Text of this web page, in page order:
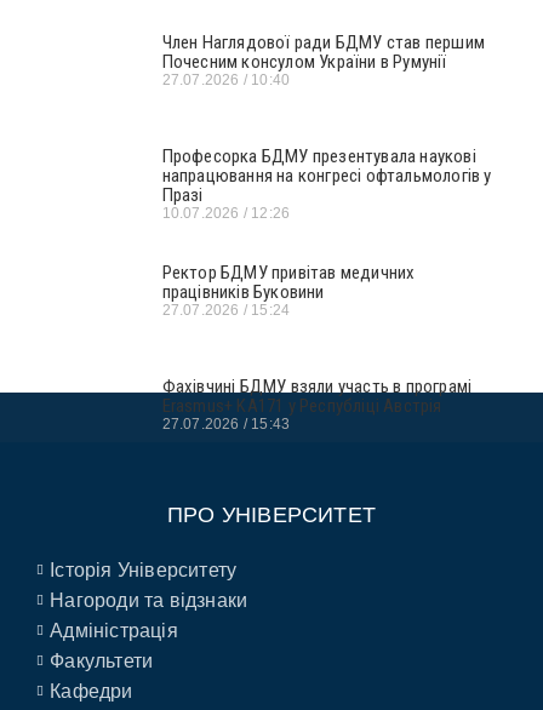
Член Наглядової ради БДМУ став першим
Почесним консулом України в Румунії
27.07.2026 10:40
Професорка БДМУ презентувала наукові
напрацювання на конгресі офтальмологів у
Празі
10.07.2026 12:26
Ректор БДМУ привітав медичних
працівників Буковини
27.07.2026 15:24
Фахівчині БДМУ взяли участь в програмі
Erasmus+ KA171 у Республіці Австрія
27.07.2026 15:43
ПРО УНІВЕРСИТЕТ
Історія Університету
Нагороди та відзнаки
Адміністрація
Факультети
Кафедри